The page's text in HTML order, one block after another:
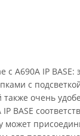
A690A IP BASE:
с
очень
BASE
может